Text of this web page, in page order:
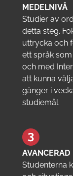
MEDELNIVÅ
Studier av
detta steg.
uttrycka och
ett språk
och med
att kunna
gånger i
studiemål.
AVANCERAD
Studenterna